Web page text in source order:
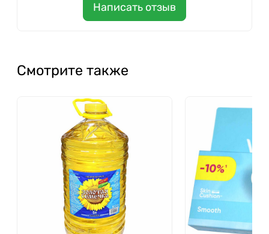
Написать отзыв
Смотрите также